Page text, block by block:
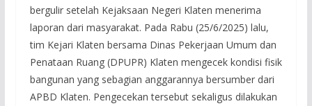
bergulir setelah Kejaksaan Negeri Klaten menerima
laporan dari masyarakat. Pada Rabu (25/6/2025) lalu,
tim Kejari Klaten bersama Dinas Pekerjaan Umum dan
Penataan Ruang (DPUPR) Klaten mengecek kondisi fisik
bangunan yang sebagian anggarannya bersumber dari
APBD Klaten. Pengecekan tersebut sekaligus dilakukan